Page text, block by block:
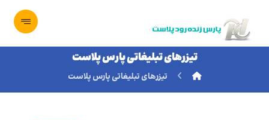
تیزرهای تبلیغاتی پارس پلاست
تیزرهای تبلیغاتی پارس پلاست